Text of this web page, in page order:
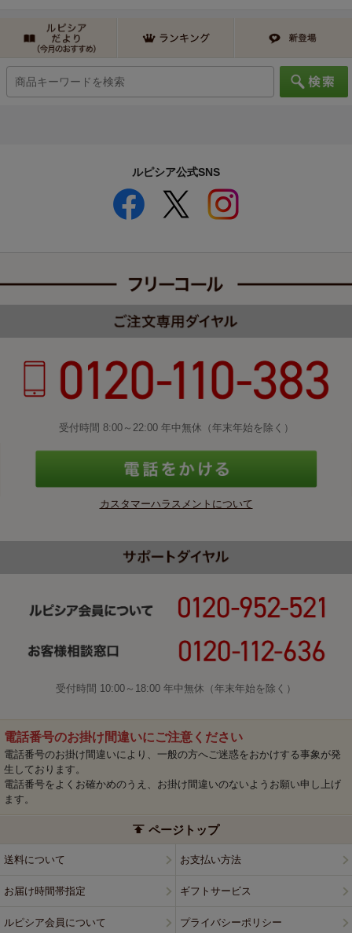
ルピシア公式SNS
受付時間 8:00～22:00 年中無休（年末年始を除く）
カスタマーハラスメントについて
受付時間 10:00～18:00 年中無休（年末年始を除く）
電話番号のお掛け間違いにご注意ください
電話番号のお掛け間違いにより、一般の方へご迷惑をおかけする事象が発
生しております。
電話番号をよくお確かめのうえ、お掛け間違いのないようお願い申し上げ
ます。
ページトップ
送料について お支払い方法
お届け時間帯指定 ギフトサービス
ルピシア会員について プライバシーポリシー